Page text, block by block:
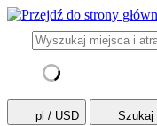
pl / USD Szukaj